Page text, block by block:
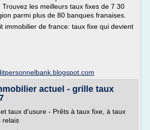
Trouvez les meilleurs taux fixes de 7 30
parmi plus de 80 banques franaises.
immobilier de france: taux fixe qui devient
actuel - grille taux
taux d'usure - Prêts à taux fixe, à taux
relais